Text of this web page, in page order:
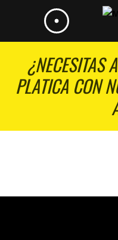
¿NECESITAS
PLATICA CON